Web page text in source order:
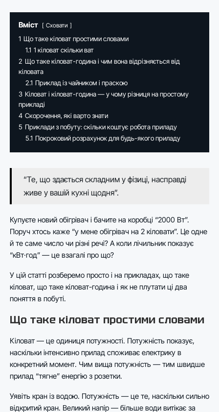
Вміст Сховати
1 Що таке кіловат простими словами
1.1 1 кіловат скільки ват
2 Що таке кіловат-година і чим вона відрізняється від
кіловата
2.1 Приклад із чайником і праскою
3 Кіловат і кіловат-година — у чому різниця на простому
прикладі
4 Скорочення, які варто знати
5 Приклади з побуту: скільки коштує робота приладу
5.1 Покроковий розрахунок для будь-якого приладу
“Те, що здається складним у фізиці, насправді
живе у вашій кухні щодня”.
Купуєте новий обігрівач і бачите на коробці “2000 Вт”.
Поруч хтось каже “у мене обігрівач на 2 кіловати”. Це одне
й те саме число чи різні речі? А коли лічильник показує
“кВт·год” — це взагалі про що?
У цій статті розберемо просто і на прикладах, що таке
кіловат, що таке кіловат-година і як не плутати ці два
поняття в побуті.
Що таке кіловат простими словами
Кіловат — це одиниця потужності. Потужність показує,
наскільки інтенсивно прилад споживає електрику в
конкретний момент. Чим вища потужність — тим швидше
прилад “тягне” енергію з розетки.
Уявіть кран із водою. Потужність — це те, наскільки сильно
відкритий кран. Великий напір — більше води витікає за